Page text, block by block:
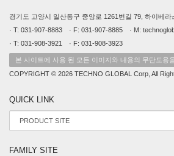
경기도 고양시 일산동구 중앙로 1261번길 79, 하이베
· T: 031-907-8883 · F: 031-907-8885 · M:
· T: 031-908-3921 · F: 031-908-3923
본 사이트에 사용 된 모든 이미지와 내용의 무단도용
COPYRIGHT © 2026 TECHNO GLOBAL Corp, All
QUICK LINK
FAMILY SITE